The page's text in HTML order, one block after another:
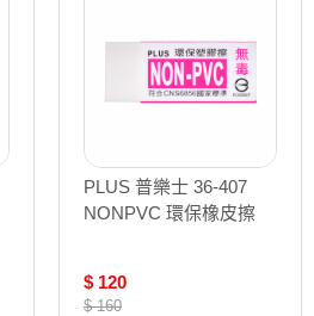
PLUS 普樂士 36-407
NONPVC 環保橡皮擦
$ 120
$ 160